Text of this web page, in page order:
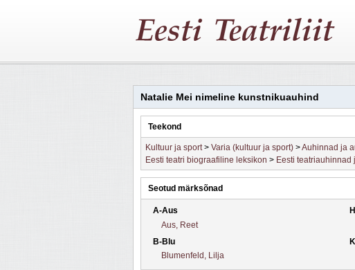
Natalie Mei nimeline kunstnikuauhind
Teekond
Kultuur ja sport> Varia (kultuur ja sport) >Auhinnad ja
Eesti teatri biograafiline leksikon > Eesti teatriauhinnad
Seotud märksõnad
A-Aus
Aus, Reet
B-Blu
Blumenfeld, Lilja